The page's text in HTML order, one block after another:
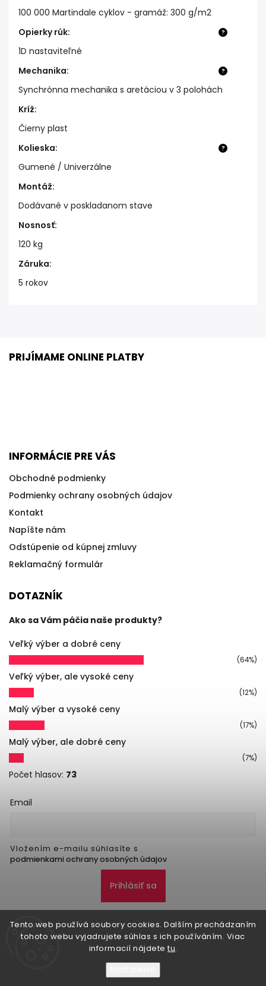
Tento web používá soubory cookies. Dalším prechádzaním
tohoto webu vyjadrujete súhlas s ich používáním. Viac
informacií nájdete tu.
100 000 Martindale cyklov - gramáž: 300 g/m2
?
Opierky rúk:
1D nastaviteľné
?
Mechanika:
Synchrónna mechanika s aretáciou v 3 polohách
Kríž:
Čierny plast
?
Kolieska:
Gumené / Univerzálne
Montáž:
Dodávané v poskladanom stave
Nosnosť:
120 kg
Záruka:
5 rokov
PRIJÍMAME ONLINE PLATBY
INFORMÁCIE PRE VÁS
Obchodné podmienky
Podmienky ochrany osobných údajov
Kontakt
Napíšte nám
Odstúpenie od kúpnej zmluvy
Reklamačný formulár
DOTAZNÍK
Ako sa Vám páčia naše produkty?
Veľký výber a dobré ceny
(64%)
Veľký výber, ale vysoké ceny
(12%)
Malý výber a vysoké ceny
(17%)
Malý výber, ale dobré ceny
(7%)
Počet hlasov: 73
Email
Vložením e-mailu súhlasíte s
podmienkami ochrany osobných údajov
Prihlásiť sa